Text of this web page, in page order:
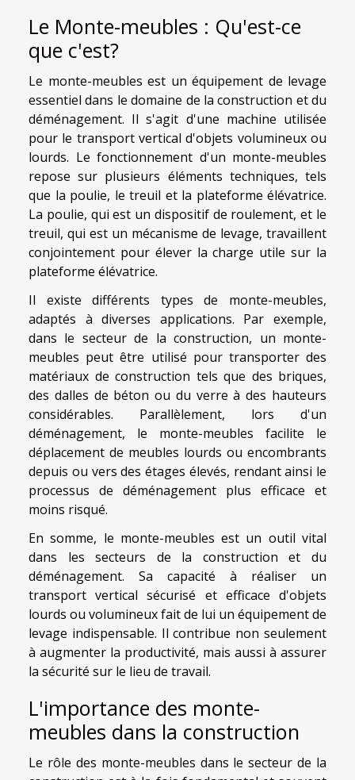
Le Monte-meubles : Qu'est-ce
que c'est?
Le monte-meubles est un équipement de levage
essentiel dans le domaine de la construction et du
déménagement. Il s'agit d'une machine utilisée
pour le transport vertical d'objets volumineux ou
lourds. Le fonctionnement d'un monte-meubles
repose sur plusieurs éléments techniques, tels
que la poulie, le treuil et la plateforme élévatrice.
La poulie, qui est un dispositif de roulement, et le
treuil, qui est un mécanisme de levage, travaillent
conjointement pour élever la charge utile sur la
plateforme élévatrice.
Il existe différents types de monte-meubles,
adaptés à diverses applications. Par exemple,
dans le secteur de la construction, un monte-
meubles peut être utilisé pour transporter des
matériaux de construction tels que des briques,
des dalles de béton ou du verre à des hauteurs
considérables. Parallèlement, lors d'un
déménagement, le monte-meubles facilite le
déplacement de meubles lourds ou encombrants
depuis ou vers des étages élevés, rendant ainsi le
processus de déménagement plus efficace et
moins risqué.
En somme, le monte-meubles est un outil vital
dans les secteurs de la construction et du
déménagement. Sa capacité à réaliser un
transport vertical sécurisé et efficace d'objets
lourds ou volumineux fait de lui un équipement de
levage indispensable. Il contribue non seulement
à augmenter la productivité, mais aussi à assurer
la sécurité sur le lieu de travail.
L'importance des monte-
meubles dans la construction
Le rôle des monte-meubles dans le secteur de la